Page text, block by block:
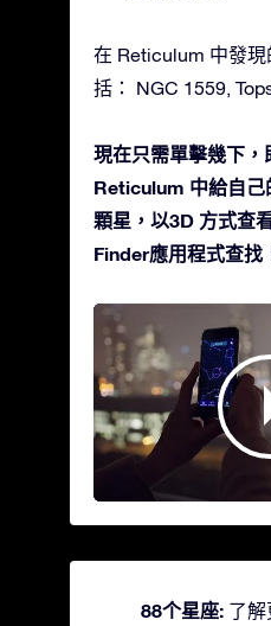
在 Reticulum 中發
括： NGC 1559,
現在只需單擊幾下，
Reticulum 中給自己
顆星，以3D 方式查
Finder應用程式查找
88个星座: 了解